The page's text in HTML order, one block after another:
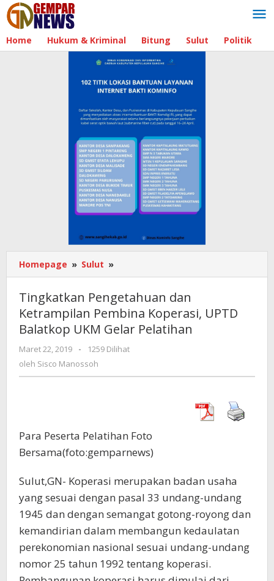
Lewati
ke
konten
Home Hukum & Kriminal Bitung Sulut Politik
Homepage » Sulut »
Pengetahuan
Ketrampilan
Pembina
Koperasi,
Balatkop
Gelar
Tingkatkan Pengetahuan dan
Ketrampilan Pembina Koperasi, UPTD
Balatkop UKM Gelar Pelatihan
Maret 22, 2019
oleh
Sisco
-
1259 Dilihat
oleh Sisco Manossoh
Para Peserta Pelatihan Foto
Bersama(foto:gemparnews)
Sulut,GN- Koperasi merupakan badan usaha
yang sesuai dengan pasal 33 undang-undang
1945 dan dengan semangat gotong-royong dan
kemandirian dalam membangun kedaulatan
perekonomian nasional sesuai undang-undang
nomor 25 tahun 1992 tentang koperasi.